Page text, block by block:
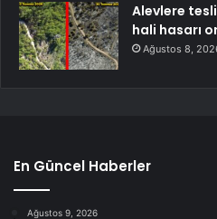
Alevlere
hali hasarı
Ağustos 8,
En Güncel Haberler
Ağustos 9, 2026